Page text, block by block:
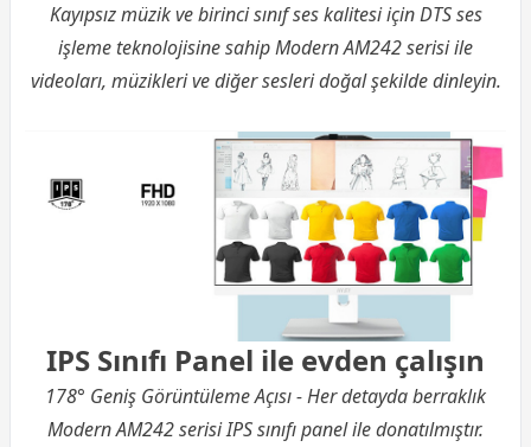
Kayıpsız müzik ve birinci sınıf ses kalitesi için DTS ses
işleme teknolojisine sahip Modern AM242 serisi ile
videoları, müzikleri ve diğer sesleri doğal şekilde dinleyin.
IPS Sınıfı Panel ile evden çalışın
178° Geniş Görüntüleme Açısı - Her detayda berraklık
Modern AM242 serisi IPS sınıfı panel ile donatılmıştır.